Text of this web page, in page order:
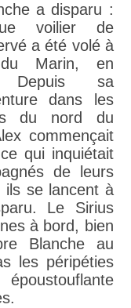
a disparu :
voilier de
a été volé à
Marin, en
Depuis sa
dans les
du nord du
commençait
qui inquiétait
de leurs
ils se lancent à
Le Sirius
à bord, bien
Blanche au
les péripéties